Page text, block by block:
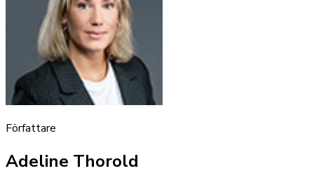
Författare
Adeline Thorold